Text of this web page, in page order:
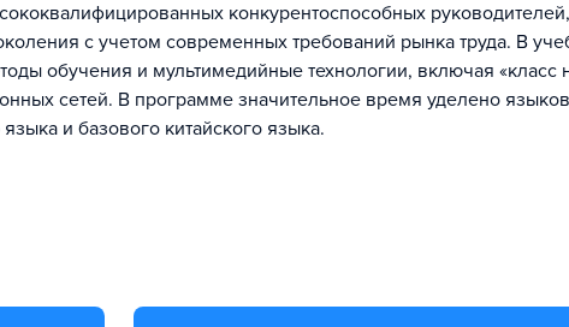
конкурентоспособных руководителей,
с учетом современных требований рынка труда. В
обучения и мультимедийные технологии, включая «класс
сетей. В программе значительное время уделено
и базового китайского языка.